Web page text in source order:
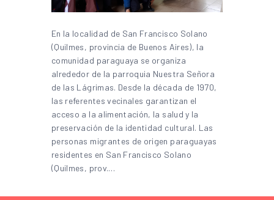
En la localidad de San Francisco Solano
(Quilmes, provincia de Buenos Aires), la
comunidad paraguaya se organiza
alrededor de la parroquia Nuestra Señora
de las Lágrimas. Desde la década de 1970,
las referentes vecinales garantizan el
acceso a la alimentación, la salud y la
preservación de la identidad cultural. Las
personas migrantes de origen paraguayas
residentes en San Francisco Solano
(Quilmes, prov.…